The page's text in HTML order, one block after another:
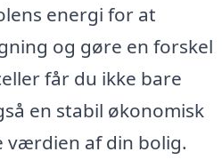
energi for at
og gøre en forskel
får du ikke bare
en stabil økonomisk
værdien af din bolig.